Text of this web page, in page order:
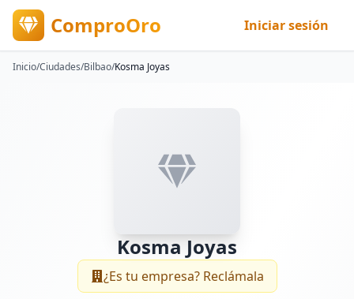
ComproOro Iniciar sesión
Inicio/Ciudades/Bilbao/Kosma Joyas
Kosma Joyas
¿Es tu empresa? Reclámala